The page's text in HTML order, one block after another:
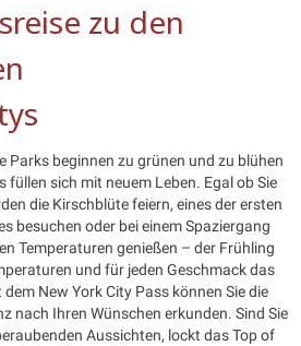
zu den
Parks beginnen zu grünen und zu blühen
füllen sich mit neuem Leben. Egal ob Sie
die Kirschblüte feiern, eines der ersten
besuchen oder bei einem Spaziergang
Temperaturen genießen – der Frühling
und für jeden Geschmack das
New York City Pass können Sie die
nach Ihren Wünschen erkunden. Sind Sie
Aussichten, lockt das Top of